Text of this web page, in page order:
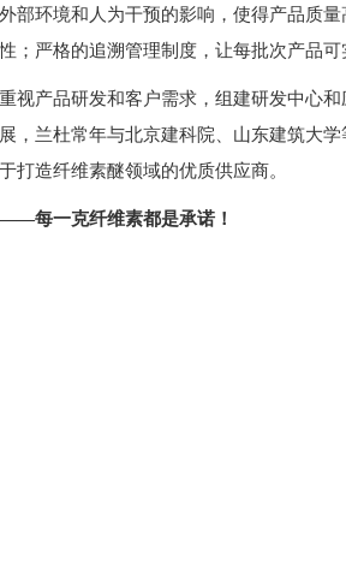
部环境和人为干预的影响，使得产品质
；严格的追溯管理制度，让每批次产品可
视产品研发和客户需求，组建研发中心
，兰杜常年与北京建科院、山东建筑大
打造纤维素醚领域的优质供应商。
每一克纤维素都是承诺！